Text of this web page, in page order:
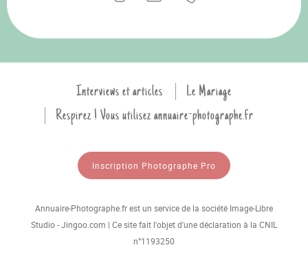
Interviews et articles
Le Mariage
Respirez ! Vous utilisez annuaire-photographe.fr
Inscription Photographe Pro
Annuaire-Photographe.fr est un service de la société Image-Libre
Studio - Jingoo.com | Ce site fait l'objet d'une déclaration à la CNIL
n°1193250